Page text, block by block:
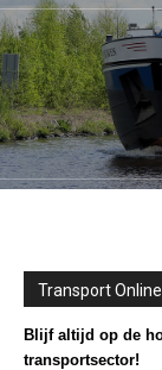
Transport
Blijf altijd op de
transportsector!